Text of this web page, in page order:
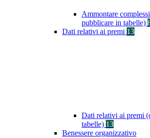
Ammontare
pubblicare in tabelle)
Dati relativi ai premi 13
Dati relativi ai premi
tabelle) 13
Benessere organizzativo